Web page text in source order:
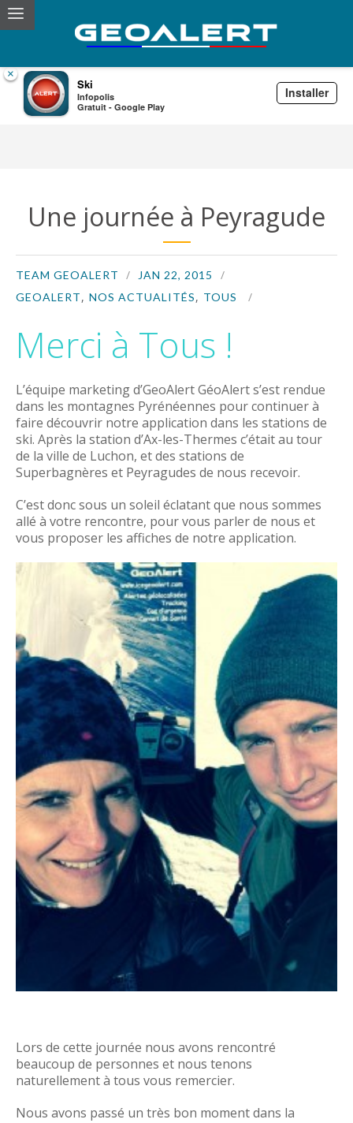
×
Ski
Infopolis
Gratuit - Google Play
Installer
ski
Une journée à Peyragude
TEAM GEOALERT
JAN 22, 2015
GEOALERT, NOS ACTUALITÉS, TOUS
Merci à Tous !
L’équipe marketing d’GeoAlert GéoAlert s’est rendue
dans les montagnes Pyrénéennes pour continuer à
faire découvrir notre application dans les stations de
ski. Après la station d’Ax-les-Thermes c’était au tour
de la ville de Luchon, et des stations de
Superbagnères et Peyragudes de nous recevoir.
C’est donc sous un soleil éclatant que nous sommes
allé à votre rencontre, pour vous parler de nous et
vous proposer les affiches de notre application.
Lors de cette journée nous avons rencontré
beaucoup de personnes et nous tenons
naturellement à tous vous remercier.
Nous avons passé un très bon moment dans la